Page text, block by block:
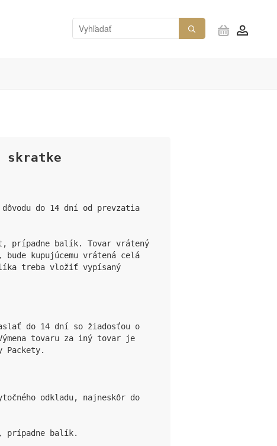
V skratke
dôvodu do 14 dní od prevzatia
prípadne balík. Tovar vrátený
kupujúcemu vrátená celá
treba vložiť vypísaný
do 14 dní so žiadosťou o
tovaru za iný tovar je
Packety.
odkladu, najneskôr do
prípadne balík.